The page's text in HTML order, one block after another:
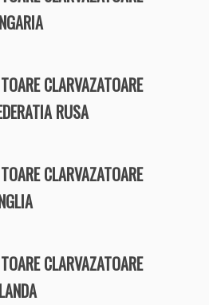
CLARVAZATOARE
RUSA
CLARVAZATOARE
CLARVAZATOARE